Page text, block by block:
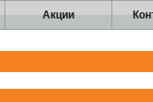
Акции